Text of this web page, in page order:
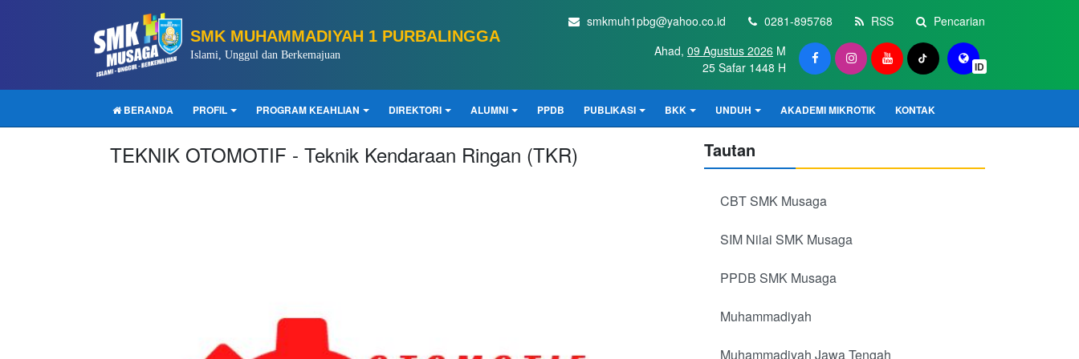
SMK MUHAMMADIYAH 1 PURBALINGGA
Islami, Unggul dan Berkemajuan
smkmuh1pbg@yahoo.co.id 0281-895768 RSS Pencarian
ID
Ahad, 09 Agustus 2026 M
25 Safar 1448 H
BERANDA PROFIL PROGRAM KEAHLIAN DIREKTORI ALUMNI PPDB PUBLIKASI BKK UNDUH AKADEMI MIKROTIK KONTAK
TEKNIK OTOMOTIF - Teknik Kendaraan Ringan (TKR) Tautan
CBT SMK Musaga
SIM Nilai SMK Musaga
PPDB SMK Musaga
Muhammadiyah
Muhammadiyah Jawa Tengah